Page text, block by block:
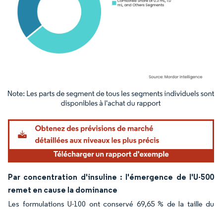
Image © Mordor Intelligence. La réutilisation nécessite une attribution sous CC BY
Par concentration d'insuline : l'émergence de l'U-500
remet en cause la dominance
Les formulations U-100 ont conservé 69,65 % de la taille du